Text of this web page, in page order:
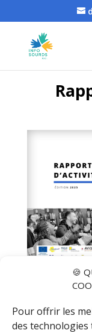
🍪
Pour offrir les
des
Rapport